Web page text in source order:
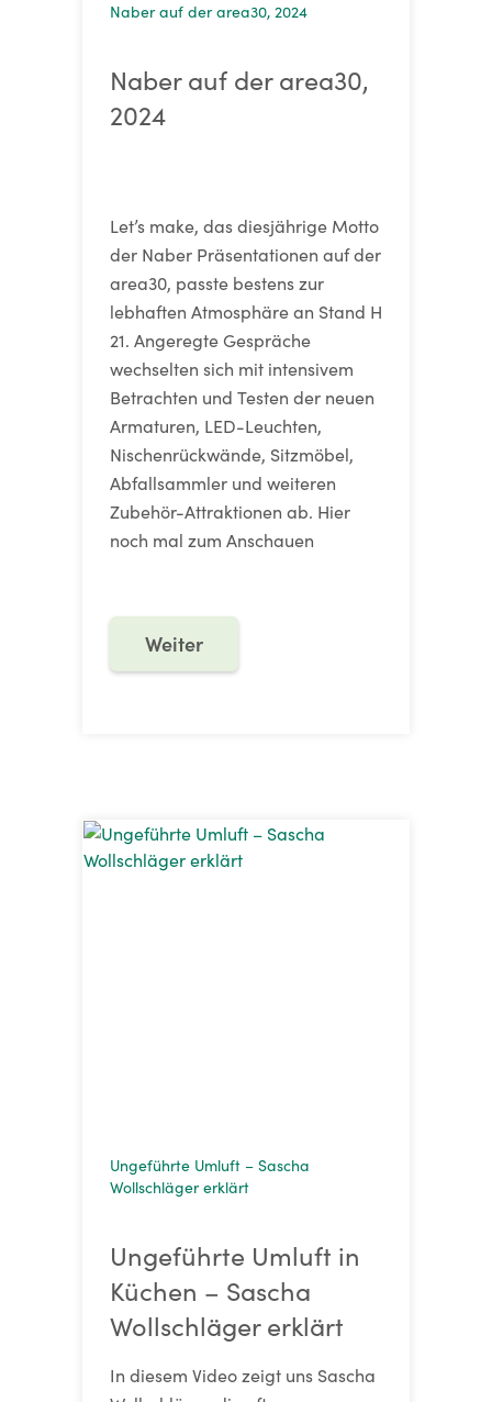
Naber auf der area30, 2024
Naber auf der area30,
2024
Let’s make, das diesjährige Motto
der Naber Präsentationen auf der
area30, passte bestens zur
lebhaften Atmosphäre an Stand H
21. Angeregte Gespräche
wechselten sich mit intensivem
Betrachten und Testen der neuen
Armaturen, LED-Leuchten,
Nischenrückwände, Sitzmöbel,
Abfallsammler und weiteren
Zubehör-Attraktionen ab. Hier
noch mal zum Anschauen
Weiter
Ungeführte Umluft – Sascha
Wollschläger erklärt
Ungeführte Umluft in
Küchen – Sascha
Wollschläger erklärt
In diesem Video zeigt uns Sascha